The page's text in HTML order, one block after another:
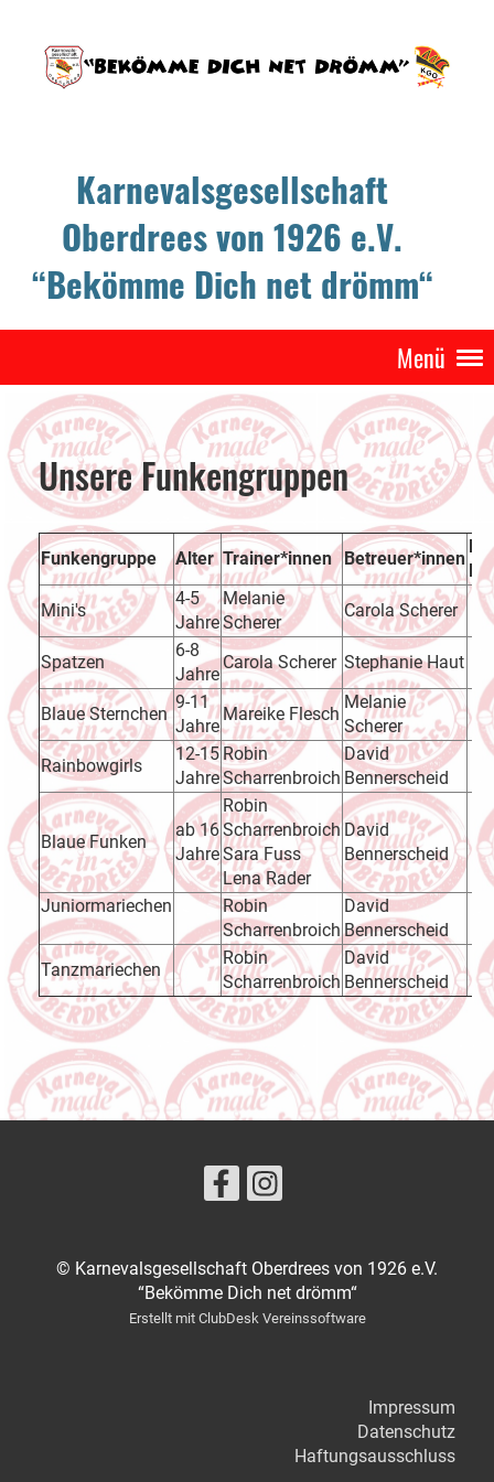
Karnevalsgesellschaft
Oberdrees von 1926 e.V.
“Bekömme Dich net drömm“
Menü
Unsere Funkengruppen
Funkengruppe Alter Trainer*innen Betreuer*innen
E-
Mini's
4-5
Jahre
Melanie
Scherer
Carola Scherer
Spatzen
6-8
Jahre
Carola Scherer Stephanie Haut
Blaue Sternchen
9-11
Jahre
Mareike Flesch
Melanie
Scherer
Rainbowgirls
12-15
Jahre
Robin
Scharrenbroich
David
Bennerscheid
Blaue Funken
ab 16
Jahre
Robin
Scharrenbroich
Sara Fuss
Lena Rader
David
Bennerscheid
Juniormariechen
Robin
Scharrenbroich
David
Bennerscheid
Tanzmariechen
Robin
Scharrenbroich
David
Bennerscheid
© Karnevalsgesellschaft Oberdrees von 1926 e.V.
“Bekömme Dich net drömm“
Erstellt mit ClubDesk Vereinssoftware
Impressum
Datenschutz
Haftungsausschluss